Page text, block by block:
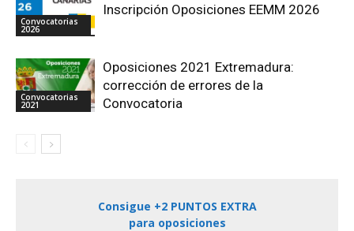
Convocatorias
2026
Inscripción Oposiciones EEMM 2026
Convocatorias
2021
Oposiciones 2021 Extremadura:
corrección de errores de la
Convocatoria
Consigue +2 PUNTOS EXTRA
para oposiciones